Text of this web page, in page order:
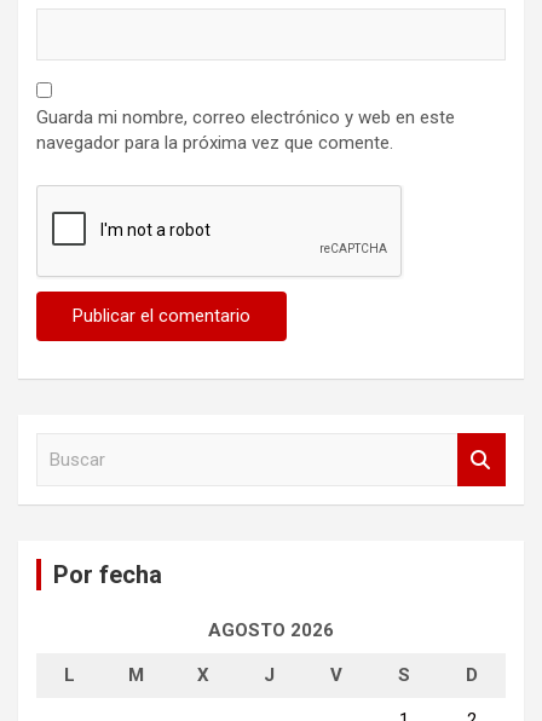
Guarda mi nombre, correo electrónico y web en este
navegador para la próxima vez que comente.
Por fecha
AGOSTO 2026
L M X J V S D